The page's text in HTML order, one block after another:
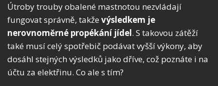
Útroby trouby obalené mastnotou nezvládají
fungovat správně, takže výsledkem je
nerovnoměrné propékání jídel. S takovou zátěží
také musí celý spotřebič podávat vyšší výkony, aby
dosáhl stejných výsledků jako dříve, což poznáte i na
účtu za elektřinu. Co ale s tím?